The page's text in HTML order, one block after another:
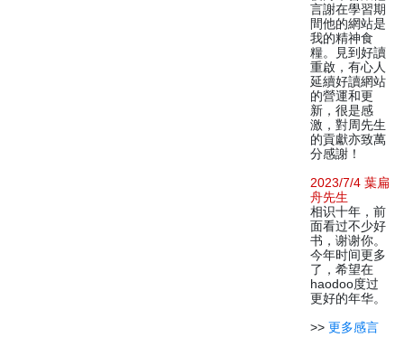
言謝在學習期
間他的網站是
我的精神食
糧。見到好讀
重啟，有心人
延續好讀網站
的營運和更
新，很是感
激，對周先生
的貢獻亦致萬
分感謝！
2023/7/4 葉扁
舟先生
相识十年，前
面看过不少好
书，谢谢你。
今年时间更多
了，希望在
haodoo度过
更好的年华。
>> 更多感言